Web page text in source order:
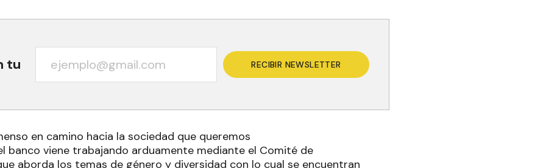
tu RECIBIR NEWSLETTER
en camino hacia la sociedad que queremos
banco viene trabajando arduamente mediante el Comité de
aborda los temas de género y diversidad con lo cual se encuentran